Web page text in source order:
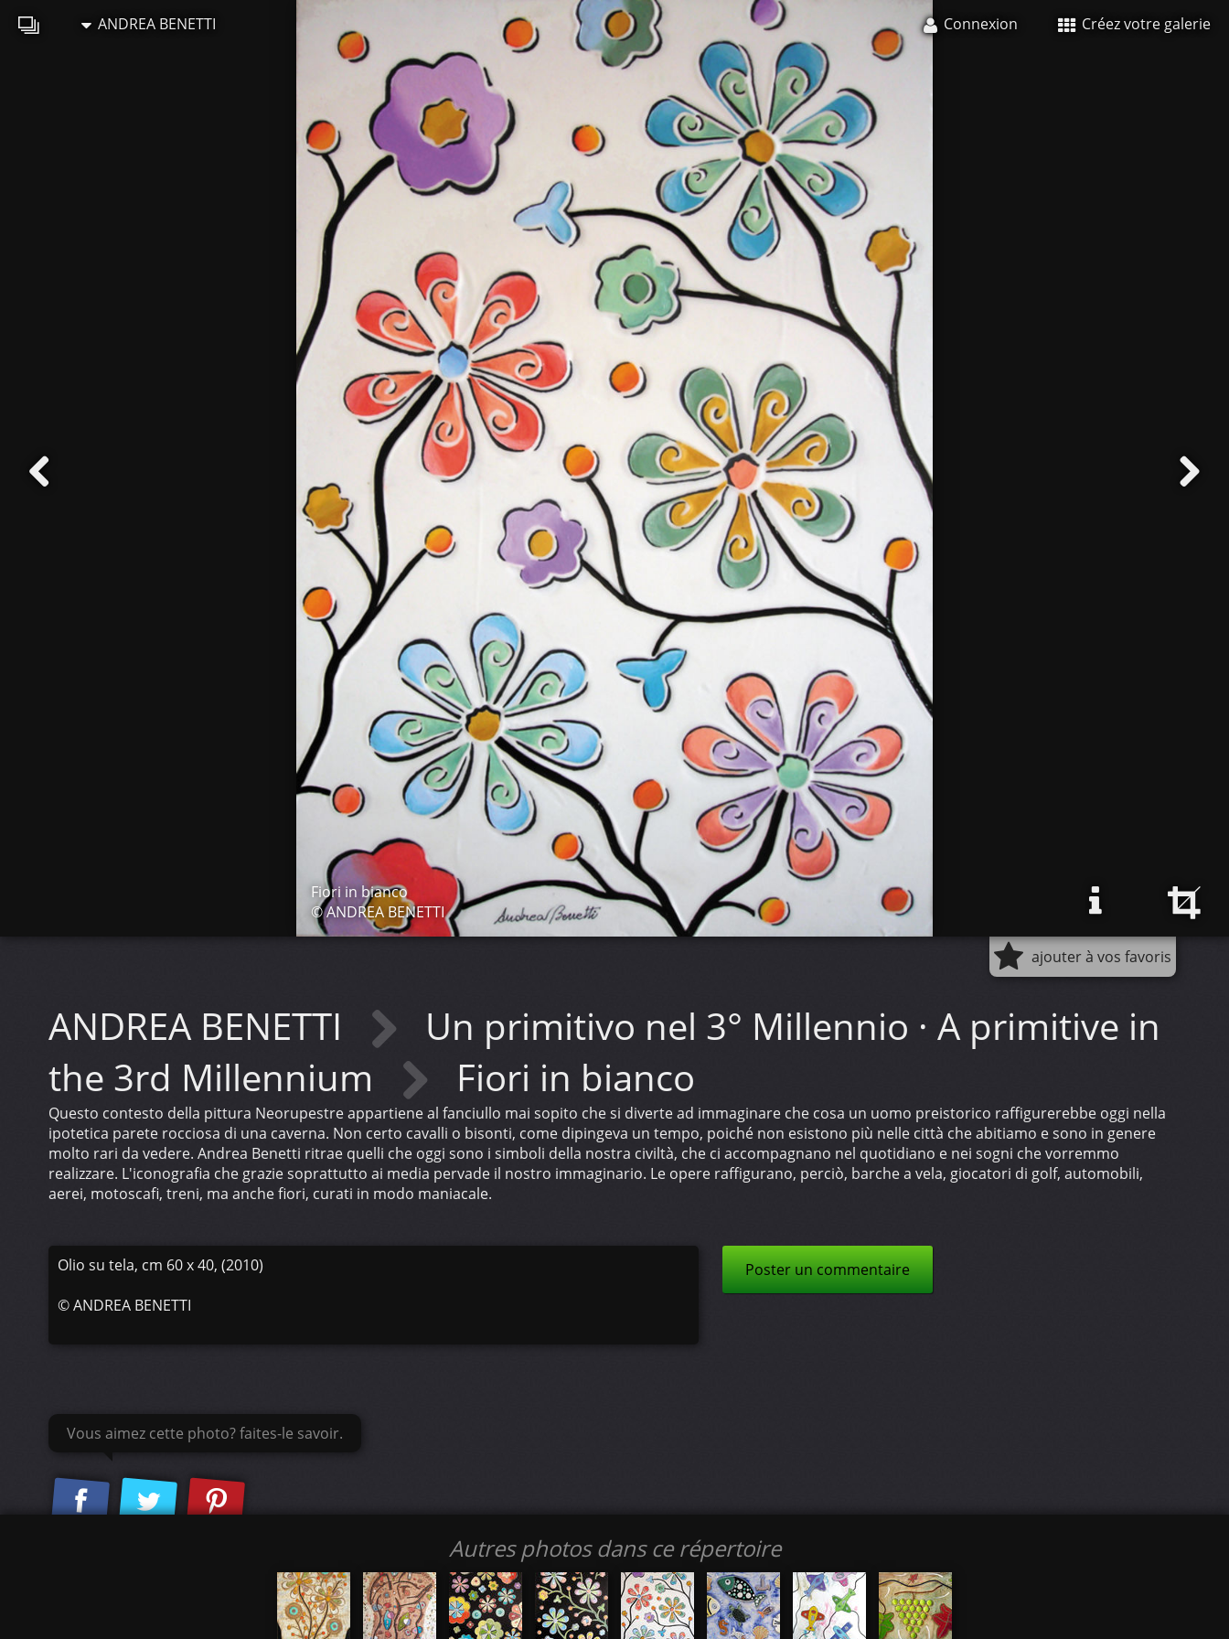
ANDREA BENETTI Connexion Créez votre galerie
Fiori in bianco
© ANDREA BENETTI
ajouter à vos favoris
ANDREA BENETTI
Un primitivo nel 3° Millennio · A primitive in
the 3rd Millennium
Fiori in bianco
Questo contesto della pittura Neorupestre appartiene al fanciullo mai sopito che si diverte ad immaginare che cosa un uomo preistorico raffigurerebbe oggi nella
ipotetica parete rocciosa di una caverna. Non certo cavalli o bisonti, come dipingeva un tempo, poiché non esistono più nelle città che abitiamo e sono in genere
molto rari da vedere. Andrea Benetti ritrae quelli che oggi sono i simboli della nostra civiltà, che ci accompagnano nel quotidiano e nei sogni che vorremmo
realizzare. L'iconografia che grazie soprattutto ai media pervade il nostro immaginario. Le opere raffigurano, perciò, barche a vela, giocatori di golf, automobili,
aerei, motoscafi, treni, ma anche fiori, curati in modo maniacale.
Olio su tela, cm 60 x 40, (2010)
©ANDREA BENETTI
Poster un commentaire
Vous aimez cette photo? faites-le savoir.
Autres photos dans ce répertoire